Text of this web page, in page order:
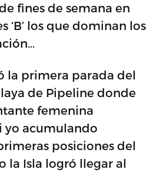
fines de semana en
los que dominan los
la primera parada del
de Pipeline donde
femenina
yo acumulando
posiciones del
la Isla logró llegar al